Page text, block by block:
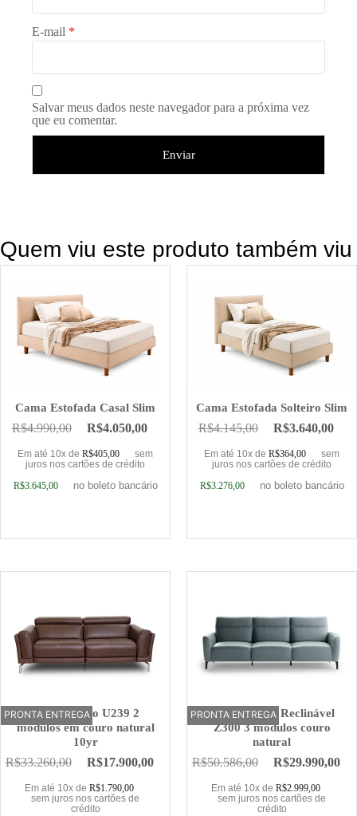
E-mail *
Salvar meus dados neste navegador para a próxima vez
que eu comentar.
Quem viu este produto também viu
Cama Estofada Casal Slim
R$4.990,00 R$4.050,00
Em até 10x de R$405,00
sem
juros nos cartões de crédito
R$3.645,00 no boleto bancário
Cama Estofada Solteiro Slim
R$4.145,00 R$3.640,00
Em até 10x de R$364,00
sem
juros nos cartões de crédito
R$3.276,00 no boleto bancário
OFERTA
PRONTA ENTREGA
Sofá Elétrico U239 2
módulos em couro natural
10yr
R$33.260,00 R$17.900,00
Em até 10x de R$1.790,00
sem juros nos cartões de
crédito
OFERTA
PRONTA ENTREGA
Sofá Elétrico Reclinável
Z300 3 módulos couro
natural
R$50.586,00 R$29.990,00
Em até 10x de R$2.999,00
sem juros nos cartões de
crédito